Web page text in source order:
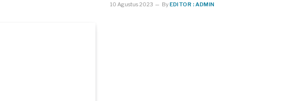
10 Agustus 2023 ByEDITOR : ADMIN